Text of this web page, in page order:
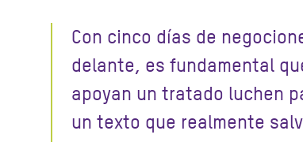
Con cinco días de
delante, es fundamental
apoyan un tratado luchen
un texto que realmente